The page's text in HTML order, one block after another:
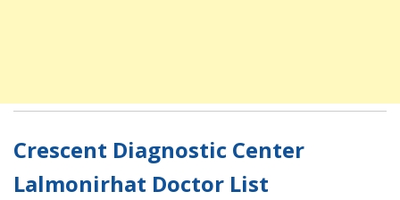
Crescent Diagnostic Center
Lalmonirhat Doctor List